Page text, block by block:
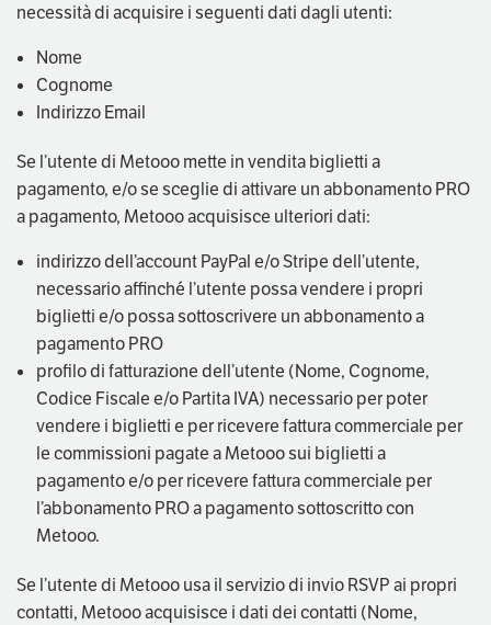
necessità di acquisire i seguenti dati dagli utenti:
Nome
Cognome
Indirizzo Email
Se l’utente di Metooo mette in vendita biglietti a
pagamento, e/o se sceglie di attivare un abbonamento PRO
a pagamento, Metooo acquisisce ulteriori dati:
indirizzo dell’account PayPal e/o Stripe dell’utente,
necessario affinché l’utente possa vendere i propri
biglietti e/o possa sottoscrivere un abbonamento a
pagamento PRO
profilo di fatturazione dell’utente (Nome, Cognome,
Codice Fiscale e/o Partita IVA) necessario per poter
vendere i biglietti e per ricevere fattura commerciale per
le commissioni pagate a Metooo sui biglietti a
pagamento e/o per ricevere fattura commerciale per
l’abbonamento PRO a pagamento sottoscritto con
Metooo.
Se l’utente di Metooo usa il servizio di invio RSVP ai propri
contatti, Metooo acquisisce i dati dei contatti (Nome,